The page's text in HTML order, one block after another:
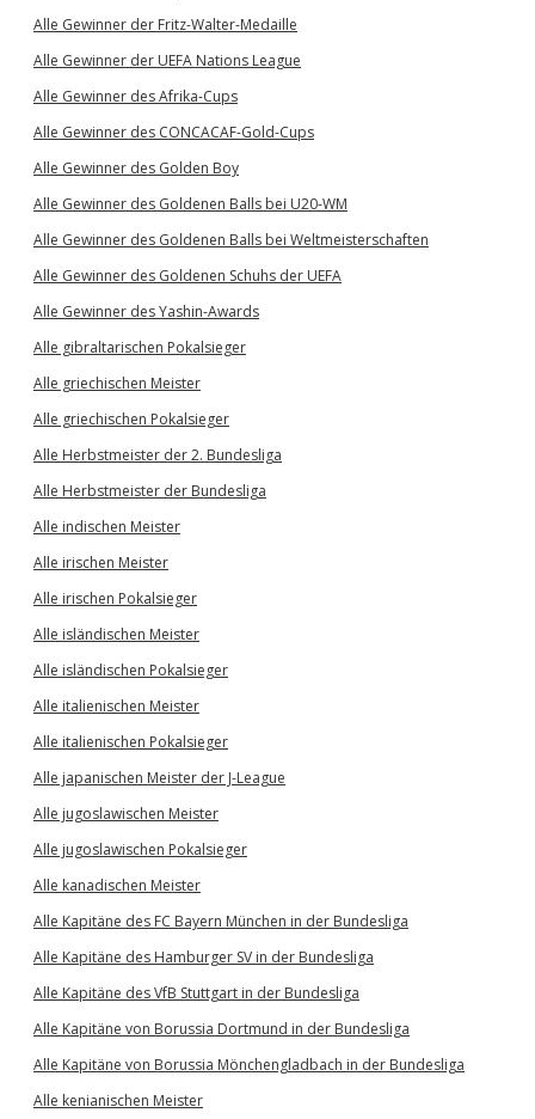
Alle Gewinner der Fritz-Walter-Medaille
Alle Gewinner der UEFA Nations League
Alle Gewinner des Afrika-Cups
Alle Gewinner des CONCACAF-Gold-Cups
Alle Gewinner des Golden Boy
Alle Gewinner des Goldenen Balls bei U20-WM
Alle Gewinner des Goldenen Balls bei Weltmeisterschaften
Alle Gewinner des Goldenen Schuhs der UEFA
Alle Gewinner des Yashin-Awards
Alle gibraltarischen Pokalsieger
Alle griechischen Meister
Alle griechischen Pokalsieger
Alle Herbstmeister der 2. Bundesliga
Alle Herbstmeister der Bundesliga
Alle indischen Meister
Alle irischen Meister
Alle irischen Pokalsieger
Alle isländischen Meister
Alle isländischen Pokalsieger
Alle italienischen Meister
Alle italienischen Pokalsieger
Alle japanischen Meister der J-League
Alle jugoslawischen Meister
Alle jugoslawischen Pokalsieger
Alle kanadischen Meister
Alle Kapitäne des FC Bayern München in der Bundesliga
Alle Kapitäne des Hamburger SV in der Bundesliga
Alle Kapitäne des VfB Stuttgart in der Bundesliga
Alle Kapitäne von Borussia Dortmund in der Bundesliga
Alle Kapitäne von Borussia Mönchengladbach in der Bundesliga
Alle kenianischen Meister